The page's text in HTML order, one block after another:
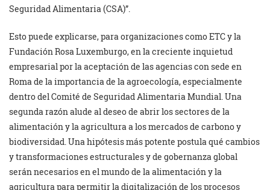
Seguridad Alimentaria (CSA)”.
Esto puede explicarse, para organizaciones como ETC y la
Fundación Rosa Luxemburgo, en la creciente inquietud
empresarial por la aceptación de las agencias con sede en
Roma de la importancia de la agroecología, especialmente
dentro del Comité de Seguridad Alimentaria Mundial. Una
segunda razón alude al deseo de abrir los sectores de la
alimentación y la agricultura a los mercados de carbono y
biodiversidad. Una hipótesis más potente postula qué cambios
y transformaciones estructurales y de gobernanza global
serán necesarios en el mundo de la alimentación y la
agricultura para permitir la digitalización de los procesos